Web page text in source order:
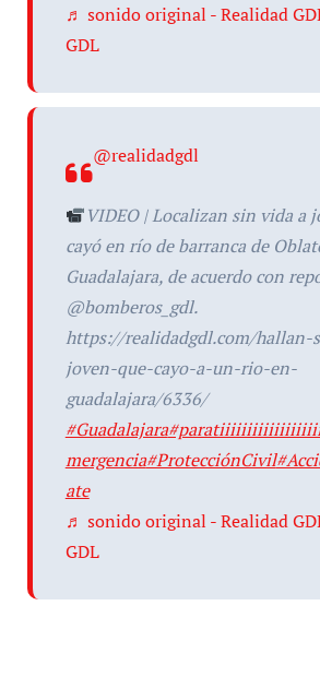
♬ sonido original - Realidad
GDL
@realidadgdl
VIDEO | Localizan sin vida a
cayó en río de barranca de
Guadalajara, de acuerdo con
@bomberos_gdl.
https://realidadgdl.com/hallan-
joven-que-cayo-a-un-rio-en-
guadalajara/6336/
#Guadalajara
mergencia#ProtecciónCivil
ate
♬ sonido original - Realidad
GDL